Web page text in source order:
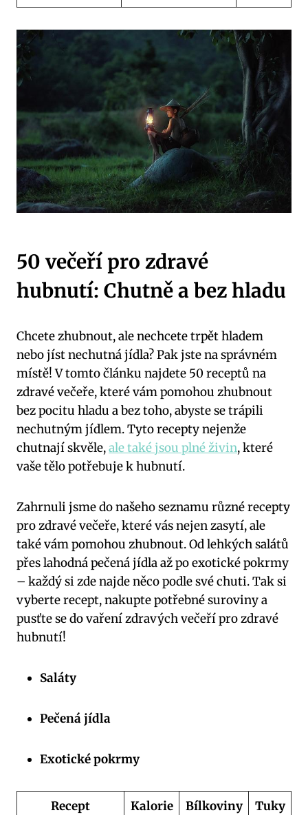
50 večeří pro zdravé
hubnutí: Chutně a bez hladu
Chcete zhubnout, ale nechcete trpět hladem
nebo jíst nechutná jídla? Pak jste na správném
místě! V tomto článku najdete 50 receptů na
zdravé večeře, které vám pomohou zhubnout
bez pocitu hladu a bez toho, abyste se trápili
nechutným jídlem. Tyto recepty nejenže
chutnají skvěle,ale také jsou plné živin, které
vaše tělo potřebuje k hubnutí.
Zahrnuli jsme do našeho seznamu různé recepty
pro zdravé večeře, které vás nejen zasytí, ale
také vám pomohou zhubnout. Od lehkých salátů
přes lahodná pečená jídla až po exotické pokrmy
– každý si zde najde něco podle své chuti. Tak si
vyberte recept, nakupte potřebné suroviny a
pusťte se do vaření zdravých večeří pro zdravé
hubnutí!
Saláty
Pečená jídla
Exotické pokrmy
Recept Kalorie Bílkoviny Tuky